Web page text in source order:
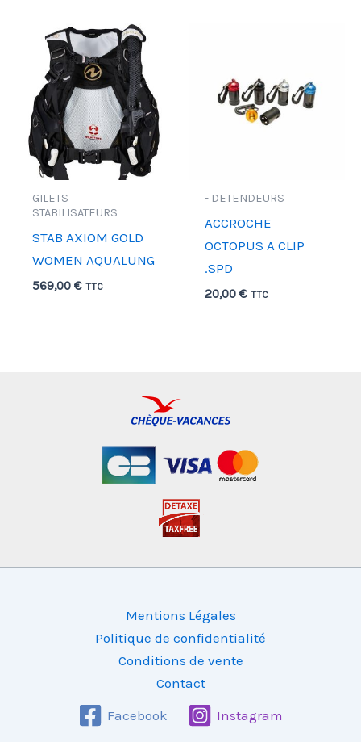
GILETS
STABILISATEURS
STAB AXIOM GOLD
WOMEN AQUALUNG
569,00€ TTC
- DETENDEURS
ACCROCHE
OCTOPUS A CLIP
.SPD
20,00€ TTC
Mentions Légales
Politique de confidentialité
Conditions de vente
Contact
Facebook
Instagram